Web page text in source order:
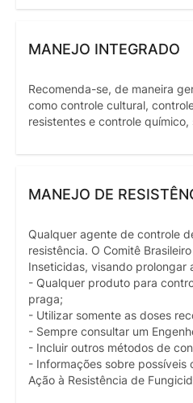
MANEJO INTEGRADO
Recomenda-se, de maneira
como controle cultural,
resistentes e controle
MANEJO DE
Qualquer agente de controle
resistência. O Comitê
Inseticidas, visando prolongar
- Qualquer produto para
praga;
- Utilizar somente as doses
- Sempre consultar um
- Incluir outros métodos de
- Informações sobre possíveis
Ação à Resistência de